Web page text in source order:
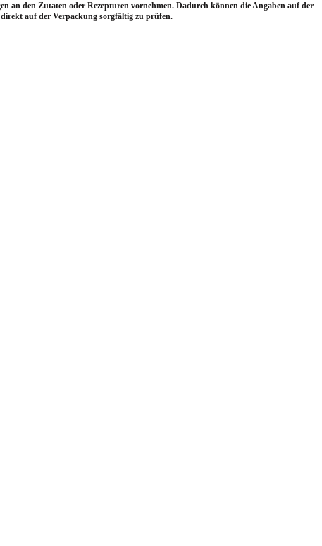
an den Zutaten oder Rezepturen vornehmen. Dadurch können die Angaben auf der
auf der Verpackung sorgfältig zu prüfen.